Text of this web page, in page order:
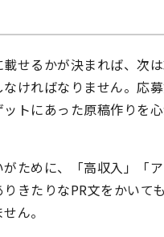
せるかが決まれば、次
ければなりません。応
トにあった原稿作りを
ために、「高収入」「
きたりなPR文をかいて
ん。